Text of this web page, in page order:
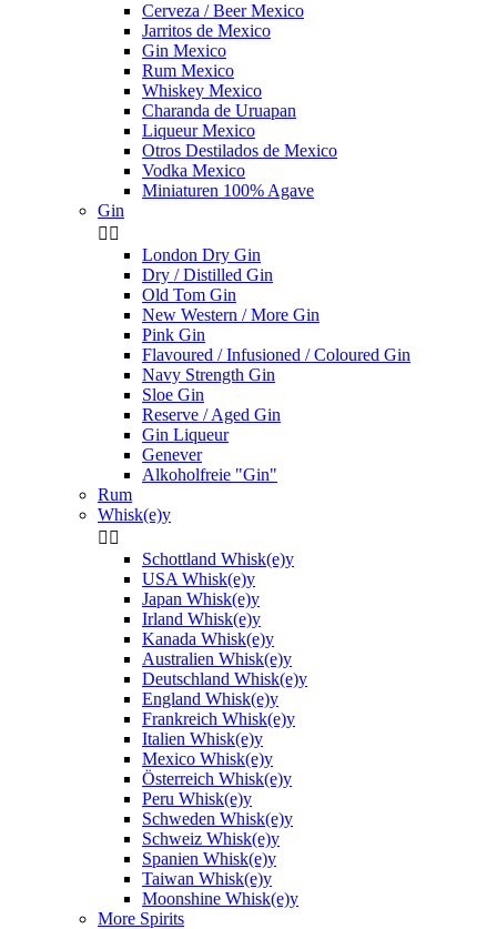
Cerveza / Beer Mexico
Jarritos de Mexico
Gin Mexico
Rum Mexico
Whiskey Mexico
Charanda de Uruapan
Liqueur Mexico
Otros Destilados de Mexico
Vodka Mexico
Miniaturen 100% Agave
Gin
 
London Dry Gin
Dry / Distilled Gin
Old Tom Gin
New Western / More Gin
Pink Gin
Flavoured / Infusioned / Coloured Gin
Navy Strength Gin
Sloe Gin
Reserve / Aged Gin
Gin Liqueur
Genever
Alkoholfreie "Gin"
Rum
Whisk(e)y
 
Schottland Whisk(e)y
USA Whisk(e)y
Japan Whisk(e)y
Irland Whisk(e)y
Kanada Whisk(e)y
Australien Whisk(e)y
Deutschland Whisk(e)y
England Whisk(e)y
Frankreich Whisk(e)y
Italien Whisk(e)y
Mexico Whisk(e)y
Österreich Whisk(e)y
Peru Whisk(e)y
Schweden Whisk(e)y
Schweiz Whisk(e)y
Spanien Whisk(e)y
Taiwan Whisk(e)y
Moonshine Whisk(e)y
More Spirits